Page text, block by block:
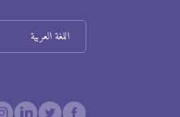
اللغة العربية